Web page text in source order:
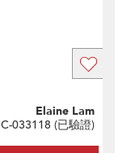
Elaine Lam
C-033118 (已驗證)